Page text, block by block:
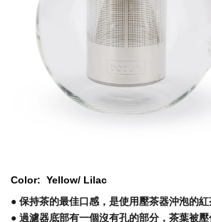
Color: Yellow/ Lilac
● 保持茶的最佳口感，是使用壓茶器沖泡的紅
● 過濾器底部有一個沒有孔的部分，茶葉被